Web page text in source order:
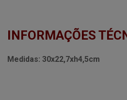
INFORMAÇÕES
Medidas: 30x22,7xh4,5cm